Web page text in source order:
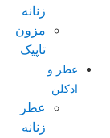
زنانه
مزون
تاپیک
عطر و
ادکلن
عطر
زنانه